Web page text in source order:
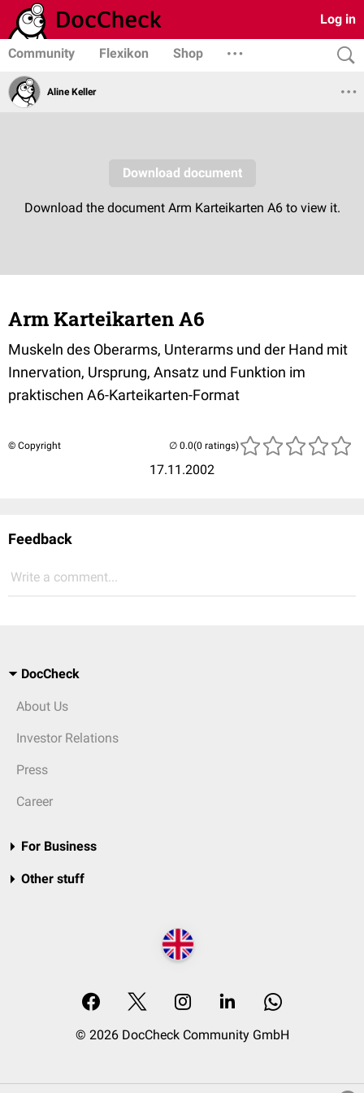
Log in
Community Flexikon Shop
Aline Keller
Arm Karteikarten A6
Muskeln des Oberarms, Unterarms und der Hand mit
Innervation, Ursprung, Ansatz und Funktion im
praktischen A6-Karteikarten-Format
© Copyright
17.11.2002
(0 ratings)
Feedback
Write a comment...
DocCheck
About Us
Investor Relations
Press
Career
For Business
Other stuff
© 2026 DocCheck Community GmbH